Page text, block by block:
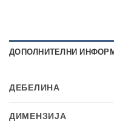
ДОПОЛНИТЕЛНИ
ДЕБЕЛИНА
ДИМЕНЗИЈА